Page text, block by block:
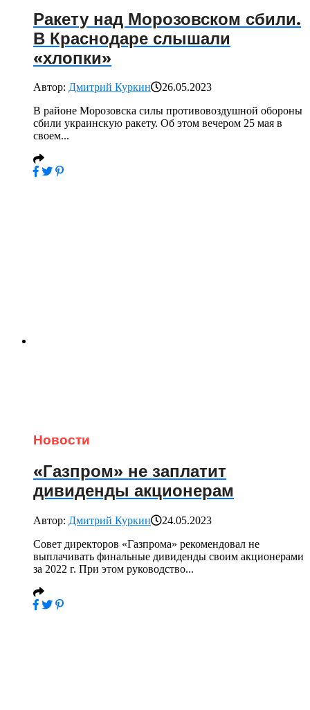
Ракету над Морозовском сбили.
В Краснодаре слышали
«хлопки»
Автор: Дмитрий Куркин
26.05.2023
В районе Морозовска силы противовоздушной обороны
сбили украинскую ракету. Об этом вечером 25 мая в
своем...
Новости
«Газпром» не заплатит
дивиденды акционерам
Автор: Дмитрий Куркин
24.05.2023
Совет директоров «Газпрома» рекомендовал не
выплачивать финальные дивиденды своим акционерами
за 2022 г. При этом руководство...